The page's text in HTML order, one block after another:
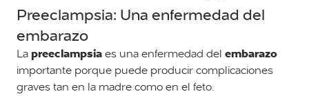
Preeclampsia: Una enfermedad del
embarazo
La preeclampsiaes una enfermedad del embarazo
importante porque puede producir complicaciones
graves tan en la madre como en el feto.